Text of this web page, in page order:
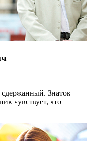
Знаток
чувствует, что